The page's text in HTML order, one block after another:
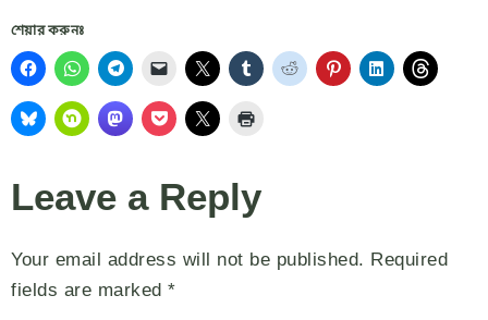
শেয়ার করুনঃ
Leave a Reply
Your email address will not be published. Required
fields are marked *